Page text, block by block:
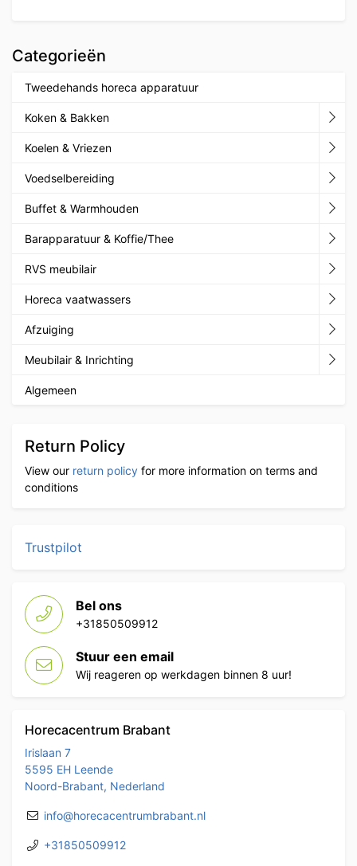
Categorieën
Tweedehands horeca apparatuur
Koken & Bakken
Koelen & Vriezen
Voedselbereiding
Buffet & Warmhouden
Barapparatuur & Koffie/Thee
RVS meubilair
Horeca vaatwassers
Afzuiging
Meubilair & Inrichting
Algemeen
Return Policy
View our return policy for more information on terms and
conditions
Trustpilot
Bel ons
+31850509912
Stuur een email
Wij reageren op werkdagen binnen 8 uur!
Horecacentrum Brabant
Irislaan 7
5595 EH Leende
Noord-Brabant, Nederland
info@horecacentrumbrabant.nl
+31850509912